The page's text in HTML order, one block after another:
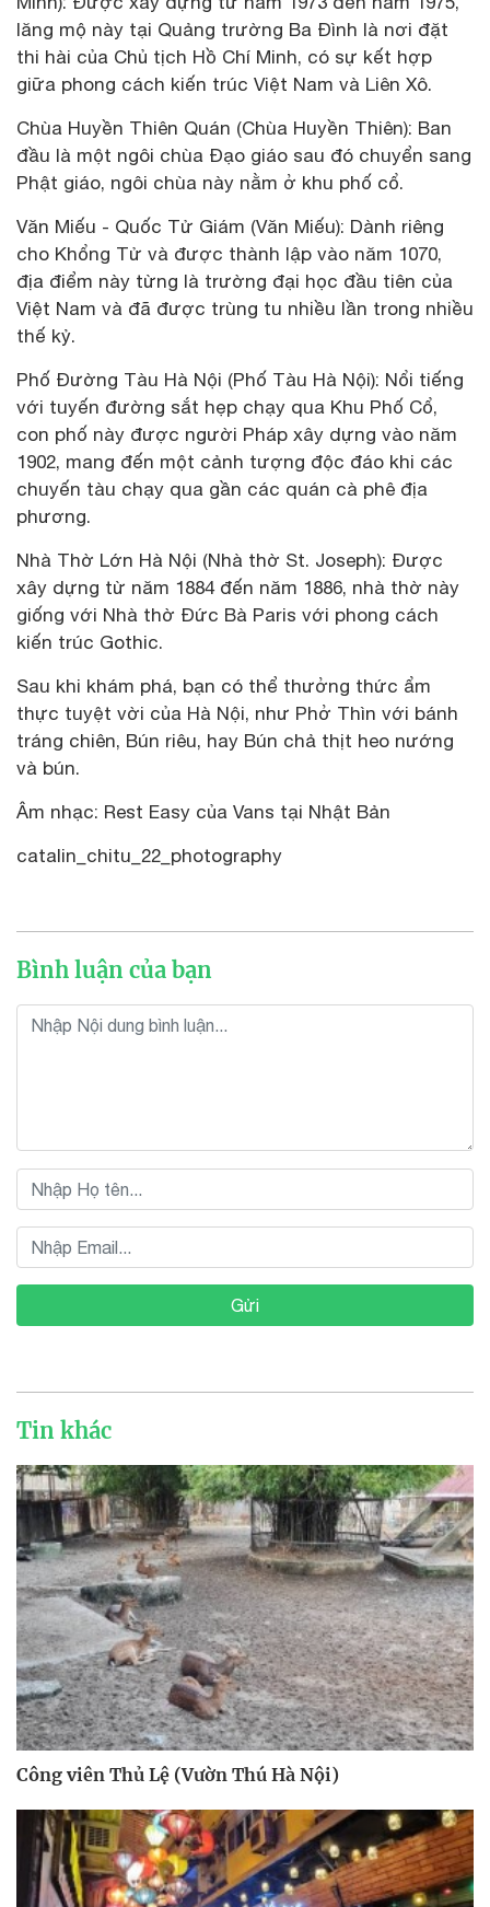
lăng mộ này tại Quảng trường Ba Đình là nơi đặt
thi hài của Chủ tịch Hồ Chí Minh, có sự kết hợp
giữa phong cách kiến ​​trúc Việt Nam và Liên Xô.
Chùa Huyền Thiên Quán (Chùa Huyền Thiên): Ban
đầu là một ngôi chùa Đạo giáo sau đó chuyển sang
Phật giáo, ngôi chùa này nằm ở khu phố cổ.
Văn Miếu - Quốc Tử Giám (Văn Miếu): Dành riêng
cho Khổng Tử và được thành lập vào năm 1070,
địa điểm này từng là trường đại học đầu tiên của
Việt Nam và đã được trùng tu nhiều lần trong nhiều
thế kỷ.
Phố Đường Tàu Hà Nội (Phố Tàu Hà Nội): Nổi tiếng
với tuyến đường sắt hẹp chạy qua Khu Phố Cổ,
con phố này được người Pháp xây dựng vào năm
1902, mang đến một cảnh tượng độc đáo khi các
chuyến tàu chạy qua gần các quán cà phê địa
phương.
Nhà Thờ Lớn Hà Nội (Nhà thờ St. Joseph): Được
xây dựng từ năm 1884 đến năm 1886, nhà thờ này
giống với Nhà thờ Đức Bà Paris với phong cách
kiến ​​trúc Gothic.
Sau khi khám phá, bạn có thể thưởng thức ẩm
thực tuyệt vời của Hà Nội, như Phở Thìn với bánh
tráng chiên, Bún riêu, hay Bún chả thịt heo nướng
và bún.
Âm nhạc: Rest Easy của Vans tại Nhật Bản
catalin_chitu_22_photography
Bình luận của bạn
Gửi
Tin khác
Công viên Thủ Lệ (Vườn Thú Hà Nội)